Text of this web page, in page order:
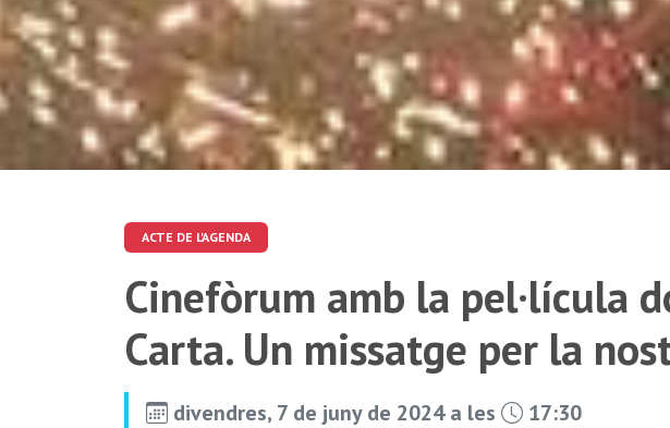
ACTE DE L'AGENDA
Cinefòrum amb la pel·lícula
Carta. Un missatge per la
divendres, 7 de juny de 2024 a les
17:30